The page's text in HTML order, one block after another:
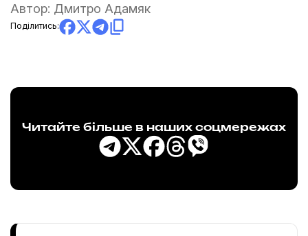
Автор: Дмитро Адамяк
Поділитись:
Читайте більше в наших соцмережах